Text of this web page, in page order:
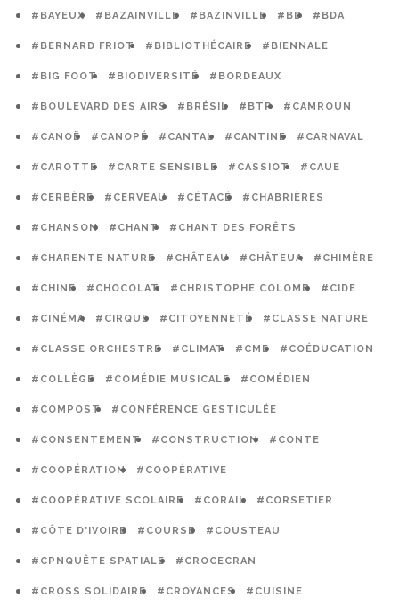
#BAYEUX #BAZAINVILLE #BAZINVILLE #BD #BDA
#BERNARD FRIOT #BIBLIOTHÉCAIRE #BIENNALE
#BIG FOOT #BIODIVERSITÉ #BORDEAUX
#BOULEVARD DES AIRS #BRÉSIL #BTP #CAMROUN
#CANOË #CANOPÉ #CANTAL #CANTINE #CARNAVAL
#CAROTTE #CARTE SENSIBLE #CASSIOT #CAUE
#CERBÈRE #CERVEAU #CÉTACÉ #CHABRIÈRES
#CHANSON #CHANT #CHANT DES FORÊTS
#CHARENTE NATURE #CHÂTEAU #CHÂTEUA #CHIMÈRE
#CHINE #CHOCOLAT #CHRISTOPHE COLOMB #CIDE
#CINÉMA #CIRQUE #CITOYENNETÉ #CLASSE NATURE
#CLASSE ORCHESTRE #CLIMAT #CME #COÉDUCATION
#COLLÈGE #COMÉDIE MUSICALE #COMÉDIEN
#COMPOST #CONFÉRENCE GESTICULÉE
#CONSENTEMENT #CONSTRUCTION #CONTE
#COOPÉRATION #COOPÉRATIVE
#COOPÉRATIVE SCOLAIRE #CORAIL #CORSETIER
#CÔTE D'IVOIRE #COURSE #COUSTEAU
#CPNQUÊTE SPATIALE #CROCECRAN
#CROSS SOLIDAIRE #CROYANCES #CUISINE